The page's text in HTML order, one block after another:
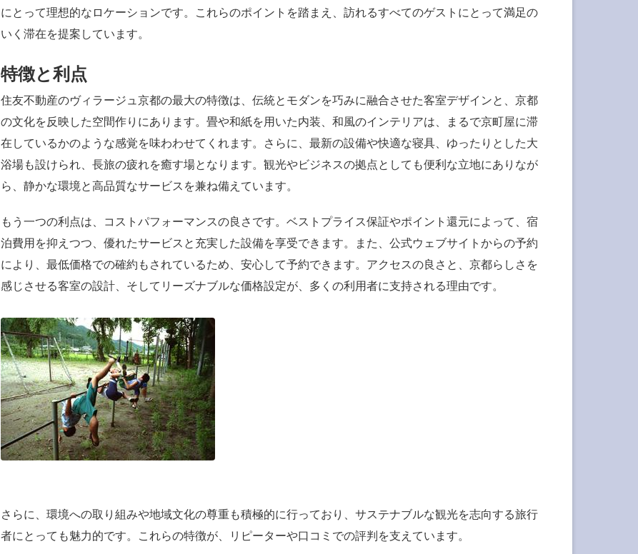
にとって理想的なロケーションです。これらのポイントを踏まえ、訪れるすべてのゲストにとって満足の
いく滞在を提案しています。
特徴と利点
住友不動産のヴィラージュ京都の最大の特徴は、伝統とモダンを巧みに融合させた客室デザインと、京都
の文化を反映した空間作りにあります。畳や和紙を用いた内装、和風のインテリアは、まるで京町屋に滞
在しているかのような感覚を味わわせてくれます。さらに、最新の設備や快適な寝具、ゆったりとした大
浴場も設けられ、長旅の疲れを癒す場となります。観光やビジネスの拠点としても便利な立地にありなが
ら、静かな環境と高品質なサービスを兼ね備えています。
もう一つの利点は、コストパフォーマンスの良さです。ベストプライス保証やポイント還元によって、宿
泊費用を抑えつつ、優れたサービスと充実した設備を享受できます。また、公式ウェブサイトからの予約
により、最低価格での確約もされているため、安心して予約できます。アクセスの良さと、京都らしさを
感じさせる客室の設計、そしてリーズナブルな価格設定が、多くの利用者に支持される理由です。
さらに、環境への取り組みや地域文化の尊重も積極的に行っており、サステナブルな観光を志向する旅行
者にとっても魅力的です。これらの特徴が、リピーターや口コミでの評判を支えています。